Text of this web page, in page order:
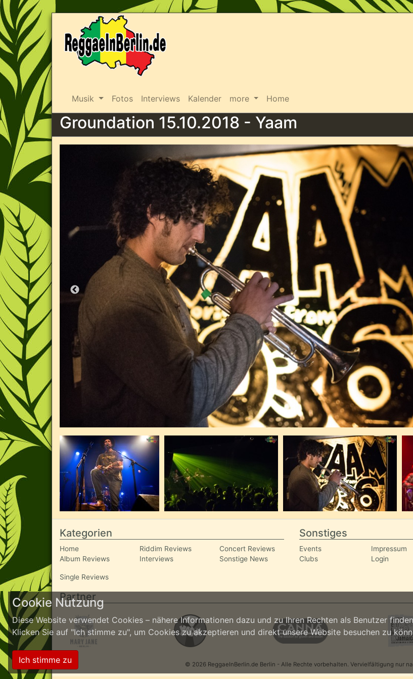
Musik Fotos Interviews Kalender more Home
Groundation 15.10.2018 - Yaam
Kategorien
Home
Album Reviews
Riddim Reviews
Interviews
Concert Reviews
Sonstige News
Single Reviews
Sonstiges
Events
Clubs
Impressum
Login
Partner
© 2026 ReggaeInBerlin.de Berlin - Alle Rechte vorbehalten. Vervielfältigung nur
Cookie Nutzung
Diese Website verwendet Cookies – nähere Informationen dazu und zu Ihren Rechten als Benutzer
Klicken Sie auf "Ich stimme zu", um Cookies zu akzeptieren und direkt unsere Website besuchen zu
Ich stimme zu